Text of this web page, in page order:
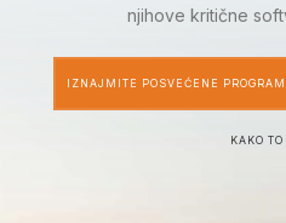
njihove kritične
IZNAJMITE POSVEĆENE
KAKO